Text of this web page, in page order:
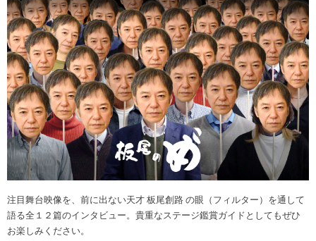
注目舞台映像を、前に出ない天才 板尾創路 の眼（フィルター）を通して
語る全１２篇のインタビュー。貴重なステージ鑑賞ガイドとしてもぜひ
お楽しみください。